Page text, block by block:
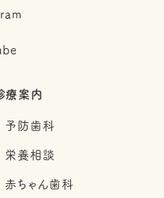
療案内
予防歯科
栄養相談
赤ちゃん歯科